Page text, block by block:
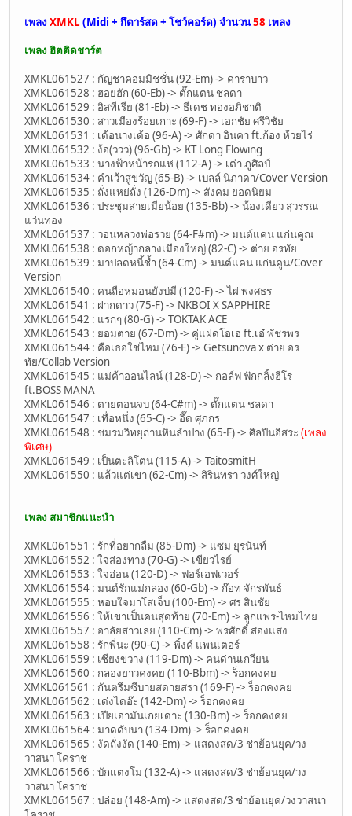
เพลง XMKL (Midi + กึตาร์สด + โชว์คอร์ด) จำนวน58 เพลง
เพลง ฮิตติดชาร์ต
XMKL061527 : กัญชาคอมมิชชั่น (92-Em) -> คาราบาว
XMKL061528 : ฮอยฮัก (60-Eb) -> ตั๊กแตน ชลดา
XMKL061529 : อิสทีเรีย (81-Eb) -> ธีเดช ทองอภิชาติ
XMKL061530 : สาวเมืองร้อยเกาะ (69-F) -> เอกชัย ศรีวิชัย
XMKL061531 : เด้อนางเด้อ (96-A) -> ศักดา อินคา ft.ก้อง ห้วยไร่
XMKL061532 : ง้อ(ววว) (96-Gb) -> KT Long Flowing
XMKL061533 : นางฟ้าหน้ารถแห่ (112-A) -> เต๋า ภูศิลป์
XMKL061534 : คำเว้าสู่ขวัญ (65-B) -> เบลล์ นิภาดา/Cover Version
XMKL061535 : ถั่งแหย่ถั่ง (126-Dm) -> สังคม ยอดนิยม
XMKL061536 : ประชุมสายเมียน้อย (135-Bb) -> น้องเดียว สุวรรณ
แว่นทอง
XMKL061537 : วอนหลวงพ่อรวย (64-F#m) -> มนต์แคน แก่นคูณ
XMKL061538 : ดอกหญ้ากลางเมืองใหญ่ (82-C) -> ต่าย อรทัย
XMKL061539 : มาปลดหนี้ช้ำ (64-Cm) -> มนต์แคน แก่นคูน/Cover
Version
XMKL061540 : คนถือหมอนยังบ่มี (120-F) -> ไผ่ พงศธร
XMKL061541 : ฝากดาว (75-F) -> NKBOI X SAPPHIRE
XMKL061542 : แรกๆ (80-G) -> TOKTAK ACE
XMKL061543 : ยอมตาย (67-Dm) -> คู่แฝดโอเอ ft.เอ๋ พัชรพร
XMKL061544 : คือเธอใช่ไหม (76-E) -> Getsunova x ต่าย อร
ทัย/Collab Version
XMKL061545 : แม่ค้าออนไลน์ (128-D) -> กอล์ฟ ฟักกลิ้งฮีโร่
ft.BOSS MANA
XMKL061546 : ตายตอนจบ (64-C#m) -> ตั๊กแตน ชลดา
XMKL061547 : เทื่อหนึ่ง (65-C) -> อี๊ด ศุภกร
XMKL061548 : ชมรมวิทยุถ่านหินลำปาง (65-F) -> ศิลปินอิสระ (เพลง
พิเศษ)
XMKL061549 : เป็นตะลิโตน (115-A) -> TaitosmitH
XMKL061550 : แล้วแต่เขา (62-Cm) -> สิรินทรา วงศ์ใหญ่
เพลง สมาชิกแนะนำ
XMKL061551 : รักที่อยากลืม (85-Dm) -> แซม ยุรนันท์
XMKL061552 : ใจส่องทาง (70-G) -> เขียวไรย์
XMKL061553 : ใจอ่อน (120-D) -> ฟอร์เอฟเวอร์
XMKL061554 : มนต์รักแม่กลอง (60-Gb) -> ก๊อท จักรพันธ์
XMKL061555 : หอบใจมาโสเจ็บ (100-Em) -> ศร สินชัย
XMKL061556 : ให้เขาเป็นคนสุดท้าย (70-Em) -> ลูกแพร-ไหมไทย
XMKL061557 : อาลัยสาวเลย (110-Cm) -> พรศักดิ์ ส่องแสง
XMKL061558 : รักพี่นะ (90-C) -> พิ้งค์ แพนเตอร์
XMKL061559 : เซียงขวาง (119-Dm) -> คนด่านเกวียน
XMKL061560 : กลองยาวคงคย (110-Bbm) -> ร็อกคงคย
XMKL061561 : กันตรึมซีบายสดายสรา (169-F) -> ร็อกคงคย
XMKL061562 : เด่งไดอ๊ะ (142-Dm) -> ร็อกคงคย
XMKL061563 : เปียเอามันเกยเดาะ (130-Bm) -> ร็อกคงคย
XMKL061564 : มาดดับนา (134-Dm) -> ร็อกคงคย
XMKL061565 : งัดถั่งงัด (140-Em) -> แสดงสด/3 ช่าย้อนยุค/วง
วาสนา โคราช
XMKL061566 : บักแตงโม (132-A) -> แสดงสด/3 ช่าย้อนยุค/วง
วาสนา โคราช
XMKL061567 : ปล่อย (148-Am) -> แสดงสด/3 ช่าย้อนยุค/วงวาสนา